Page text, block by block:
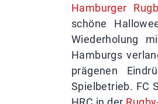
Hamburger
schöne
Wiederholung
Hamburgs
prägenen
Spielbetrieb. FC